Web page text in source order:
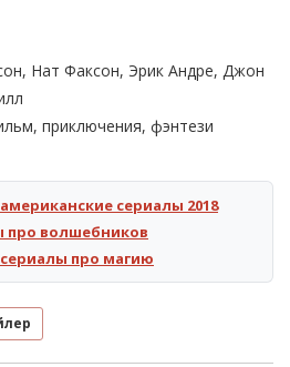
Нат Факсон, Эрик Андре, Джон
приключения, фэнтези
сериалы 2018
про волшебников
про магию